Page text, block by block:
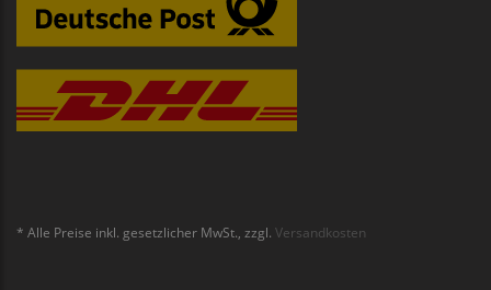
* Alle Preise inkl. gesetzlicher MwSt., zzgl. Versandkosten